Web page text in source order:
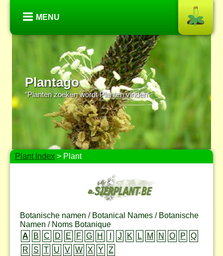
MENU
Plantago
“Planten zoeken wordt Planten vinden”
Plant Index > Plant
Botanische namen / Botanical Names / Botanische
Namen / Noms Botanique
A
B C D E F G H J K L M N O P
Q
R
S T U V W X Y
Z